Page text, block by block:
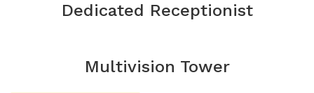
Dedicated Receptionist
Multivision Tower